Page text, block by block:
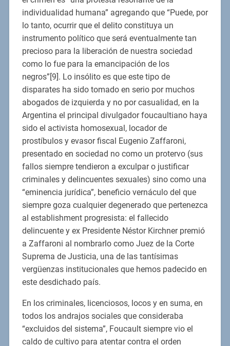
individualidad humana” agregando que “Puede, por
lo tanto, ocurrir que el delito constituya un
instrumento político que será eventualmente tan
precioso para la liberación de nuestra sociedad
como lo fue para la emancipación de los
negros”[9]. Lo insólito es que este tipo de
disparates ha sido tomado en serio por muchos
abogados de izquierda y no por casualidad, en la
Argentina el principal divulgador foucaultiano haya
sido el activista homosexual, locador de
prostíbulos y evasor fiscal Eugenio Zaffaroni,
presentado en sociedad no como un protervo (sus
fallos siempre tendieron a exculpar o justificar
criminales y delincuentes sexuales) sino como una
“eminencia jurídica”, beneficio vernáculo del que
siempre goza cualquier degenerado que pertenezca
al establishment progresista: el fallecido
delincuente y ex Presidente Néstor Kirchner premió
a Zaffaroni al nombrarlo como Juez de la Corte
Suprema de Justicia, una de las tantísimas
vergüenzas institucionales que hemos padecido en
este desdichado país.
En los criminales, licenciosos, locos y en suma, en
todos los andrajos sociales que consideraba
“excluidos del sistema”, Foucault siempre vio el
caldo de cultivo para atentar contra el orden